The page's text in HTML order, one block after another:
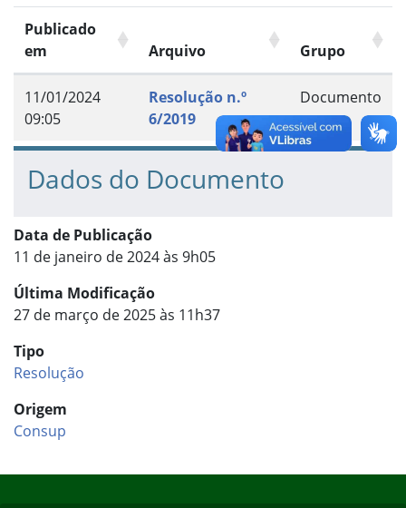
Publicado
em
Arquivo Grupo
11/01/2024
09:05
Resolução n.º
6/2019
Documento
Dados do Documento
Data de Publicação
11 de janeiro de 2024 às 9h05
Última Modificação
27 de março de 2025 às 11h37
Tipo
Resolução
Origem
Consup